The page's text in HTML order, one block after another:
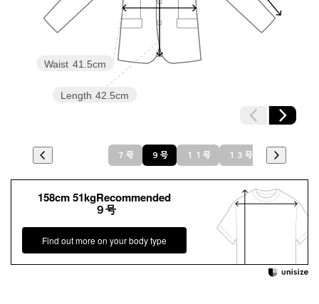
Length 42.5cm
Waist 41.5cm
７号 ９号 １１号 １３号
158cm 51kgRecommended
９号
Find out more on your body type